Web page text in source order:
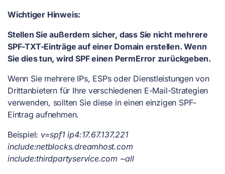
Wichtiger Hinweis:
Stellen Sie außerdem sicher, dass Sie nicht mehrere
SPF-TXT-Einträge auf einer Domain erstellen. Wenn
Sie dies tun, wird SPF einen PermError zurückgeben.
Wenn Sie mehrere IPs, ESPs oder Dienstleistungen von
Drittanbietern für Ihre verschiedenen E-Mail-Strategien
verwenden, sollten Sie diese in einen einzigen SPF-
Eintrag aufnehmen.
Beispiel: v=spf1 ip4:17.67.137.221
include:netblocks.dreamhost.com
include:thirdpartyservice.com ~all